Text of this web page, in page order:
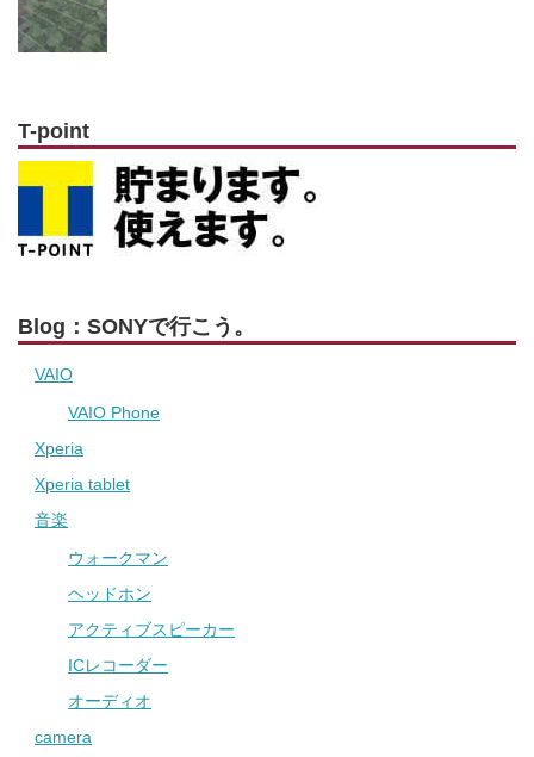
T-point
Blog：SONYで行こう。
VAIO
VAIO Phone
Xperia
Xperia tablet
音楽
ウォークマン
ヘッドホン
アクティブスピーカー
ICレコーダー
オーディオ
camera